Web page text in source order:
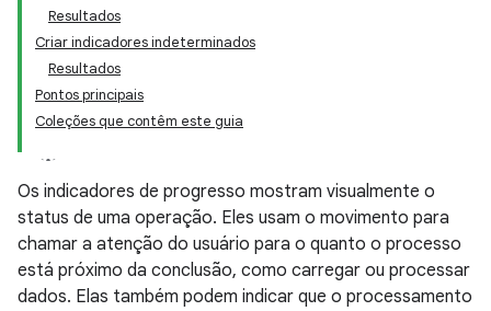
Resultados
Criar indicadores indeterminados
Resultados
Pontos principais
Coleções que contêm este guia
Os indicadores de progresso mostram visualmente o
status de uma operação. Eles usam o movimento para
chamar a atenção do usuário para o quanto o processo
está próximo da conclusão, como carregar ou processar
dados. Elas também podem indicar que o processamento